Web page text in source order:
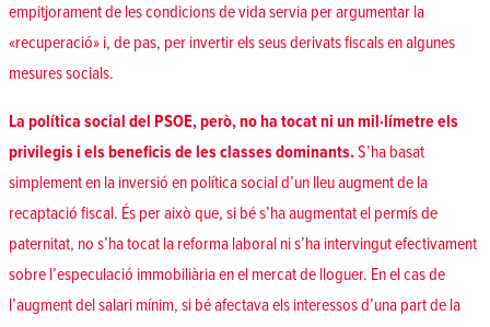
empitjorament de les condicions de vida servia per argumentar la
«recuperació» i, de pas, per invertir els seus derivats fiscals en algunes
mesures socials.
La política social del PSOE, però, no ha tocat ni un mil·límetre els
privilegis i els beneficis de les classes dominants.S’ha basat
simplement en la inversió en política social d’un lleu augment de la
recaptació fiscal. És per això que, si bé s’ha augmentat el permís de
paternitat, no s’ha tocat la reforma laboral ni s’ha intervingut efectivament
sobre l’especulació immobiliària en el mercat de lloguer. En el cas de
l’augment del salari mínim, si bé afectava els interessos d’una part de la